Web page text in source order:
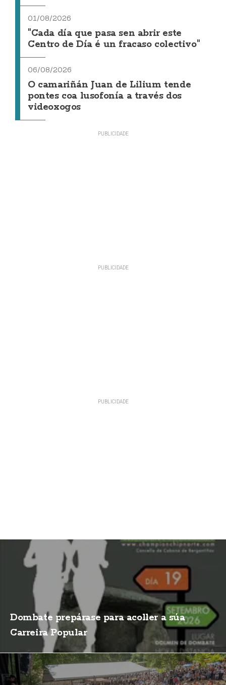
01/08/2026
"Cada día que pasa sen abrir este
Centro de Día é un fracaso colectivo"
06/08/2026
O camariñán Juan de Lilium tende
pontes coa lusofonía a través dos
videoxogos
Dombate prepárase para acoller a súa
Carreira Popular